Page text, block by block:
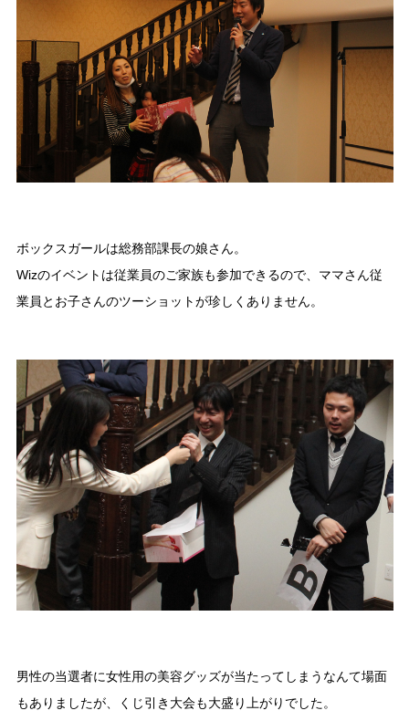
ボックスガールは総務部課長の娘さん。
Wizのイベントは従業員のご家族も参加できるので、ママさん従
業員とお子さんのツーショットが珍しくありません。
男性の当選者に女性用の美容グッズが当たってしまうなんて場面
もありましたが、くじ引き大会も大盛り上がりでした。